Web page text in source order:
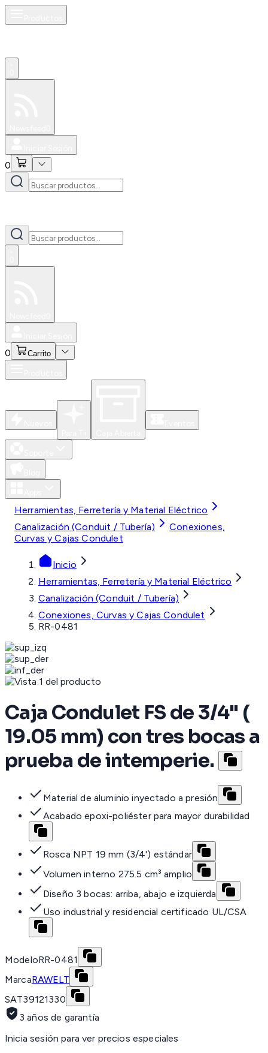
0
0 Carrito
Herramientas, Ferretería y Material Eléctrico
Canalización (Conduit / Tubería)
Conexiones,
Curvas y Cajas Condulet
Inicio
Herramientas, Ferretería y Material Eléctrico
Canalización (Conduit / Tubería)
Conexiones, Curvas y Cajas Condulet
RR-0481
Caja Condulet FS de 3/4" (
19.05 mm) con tres bocas a
prueba de intemperie.
Material de aluminio inyectado a presión
Acabado epoxi-poliéster para mayor durabilidad
Rosca NPT 19 mm (3/4') estándar
Volumen interno 275.5 cm³ amplio
Diseño 3 bocas: arriba, abajo e izquierda
Uso industrial y residencial certificado UL/CSA
ModeloRR-0481
MarcaRAWELT
SAT39121330
3 años de garantía
Inicia sesión para ver precios especiales